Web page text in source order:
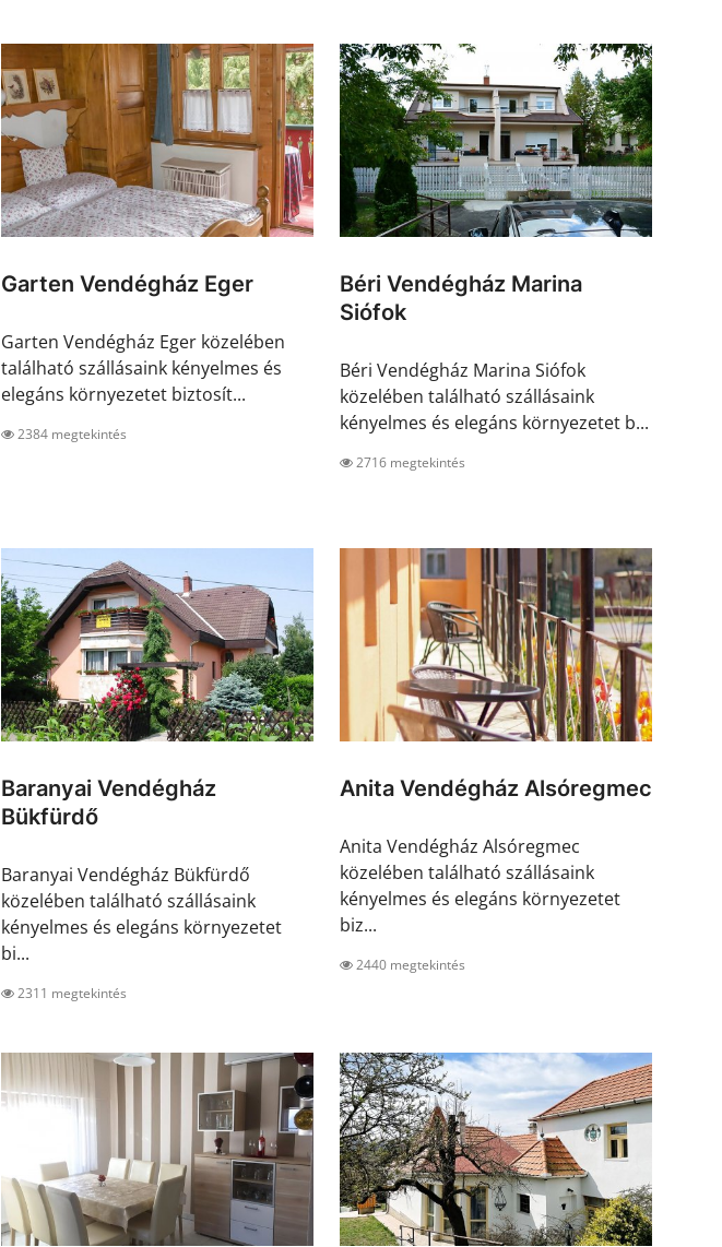
Garten Vendégház Eger
Garten Vendégház Eger közelében
található szállásaink kényelmes és
elegáns környezetet biztosít...
2384 megtekintés
Béri Vendégház Marina
Siófok
Béri Vendégház Marina Siófok
közelében található szállásaink
kényelmes és elegáns környezetet b...
2716 megtekintés
Baranyai Vendégház
Bükfürdő
Baranyai Vendégház Bükfürdő
közelében található szállásaink
kényelmes és elegáns környezetet
bi...
2311 megtekintés
Anita Vendégház Alsóregmec
Anita Vendégház Alsóregmec
közelében található szállásaink
kényelmes és elegáns környezetet
biz...
2440 megtekintés